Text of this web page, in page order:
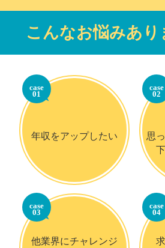
こんなお悩みあり
case
01
年収をアップしたい
case
02
思
case
03
他業界にチャレンジ
case
04